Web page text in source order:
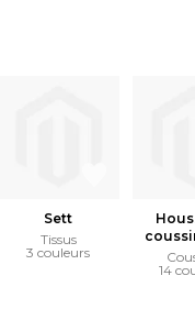
Sett
Tissus
3 couleurs
14